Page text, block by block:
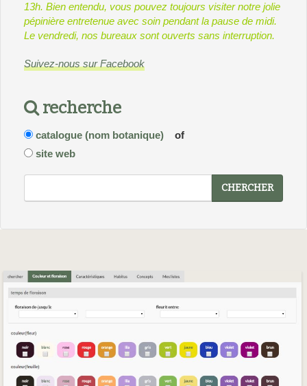
13h. Bien entendu, vous pouvez toujours visiter notre jolie
pépinière entretenue avec soin pendant la pause de midi.
Le vendredi, nos bureaux sont ouverts sans interruption.
Suivez-nous sur Facebook
recherche
catalogue (nom botanique)
of
site web
CHERCHER